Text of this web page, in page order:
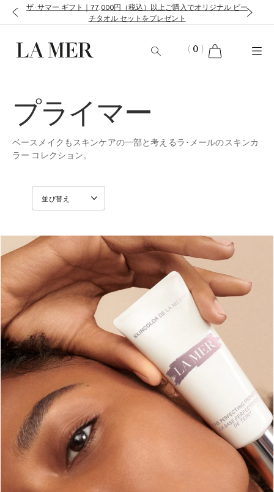
ザ･サマー ギフト｜77,000円（税込）以上ご購入でオリジナル ビー
チタオル セットをプレゼント
cart
( 0 )
プライマー
ベースメイクもスキンケアの一部と考えるラ･メールのスキンカ
ラー コレクション。